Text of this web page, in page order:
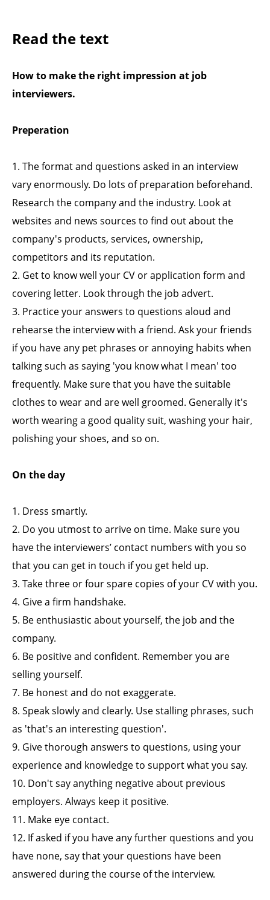
Read the text
How to make the right impression at job
interviewers.
Preperation
1. The format and questions asked in an interview
vary enormously. Do lots of preparation beforehand.
Research the company and the industry. Look at
websites and news sources to find out about the
company's products, services, ownership,
competitors and its reputation.
2. Get to know well your CV or application form and
covering letter. Look through the job advert.
3. Practice your answers to questions aloud and
rehearse the interview with a friend. Ask your friends
if you have any pet phrases or annoying habits when
talking such as saying 'you know what I mean' too
frequently. Make sure that you have the suitable
clothes to wear and are well groomed. Generally it's
worth wearing a good quality suit, washing your hair,
polishing your shoes, and so on.
On the day
1. Dress smartly.
2. Do you utmost to arrive on time. Make sure you
have the interviewers’ contact numbers with you so
that you can get in touch if you get held up.
3. Take three or four spare copies of your CV with you.
4. Give a firm handshake.
5. Be enthusiastic about yourself, the job and the
company.
6. Be positive and confident. Remember you are
selling yourself.
7. Be honest and do not exaggerate.
8. Speak slowly and clearly. Use stalling phrases, such
as 'that's an interesting question'.
9. Give thorough answers to questions, using your
experience and knowledge to support what you say.
10. Don't say anything negative about previous
employers. Always keep it positive.
11. Make eye contact.
12. If asked if you have any further questions and you
have none, say that your questions have been
answered during the course of the interview.